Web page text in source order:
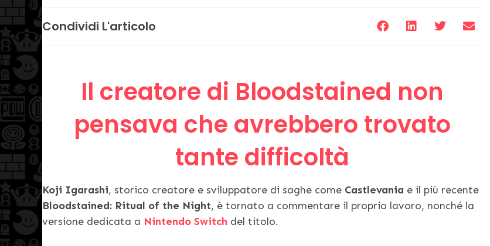
Condividi L'articolo
Il creatore di Bloodstained non
pensava che avrebbero trovato
tante difficoltà
Koji Igarashi, storico creatore e sviluppatore di saghe come Castlevania e il più recente
Bloodstained: Ritual of the Night, è tornato a commentare il proprio lavoro, nonché la
versione dedicata a Nintendo Switch del titolo.